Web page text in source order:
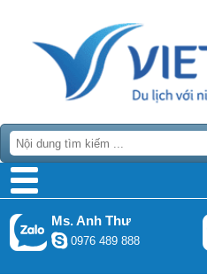
Ms. Anh Thư
0976 489 888